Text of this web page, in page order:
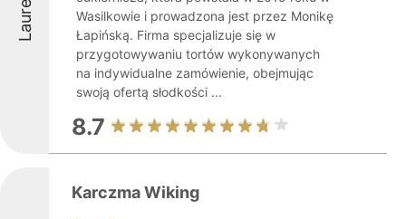
Wasilkowie i prowadzona jest przez Monikę
Łapińską. Firma specjalizuje się w
przygotowywaniu tortów wykonywanych
na indywidualne zamówienie, obejmując
swoją ofertą słodkości ...
8.7
Karczma Wiking